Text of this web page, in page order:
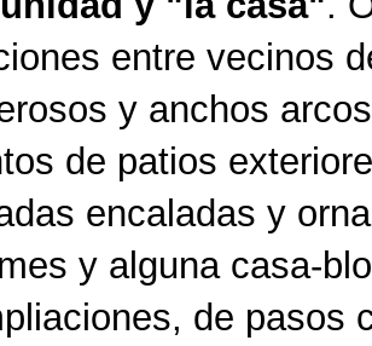
entre vecinos
y anchos
de patios
encaladas y
y alguna casa-
de pasos